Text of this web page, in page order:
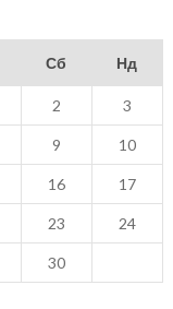
Сб Нд
2 3
9 10
16 17
23 24
30